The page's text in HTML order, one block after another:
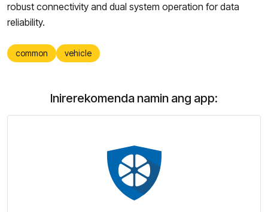
robust connectivity and dual system operation for data
reliability.
common vehicle
Inirerekomenda namin ang app: